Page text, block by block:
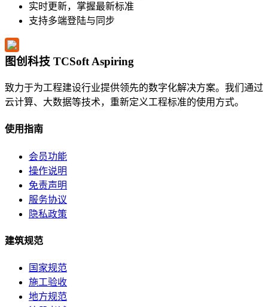
实时更新，掌握最新标准
支持多端登陆与同步
图创科技 TCSoft Aspiring
致力于为工程建设行业提供领先的数字化解决方案。我们通过
云计算、大数据等技术，重新定义工程标准的使用方式。
使用指南
会员功能
操作说明
免责声明
服务协议
隐私政策
建筑规范
国家规范
施工验收
地方规范